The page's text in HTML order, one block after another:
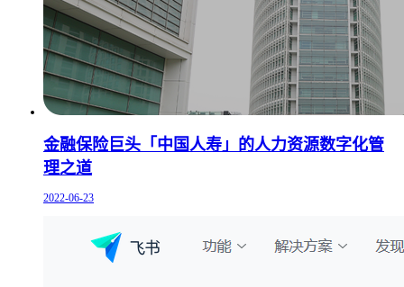
金融保险巨头「中国人寿」的人力资源数字化管
理之道
2022-06-23